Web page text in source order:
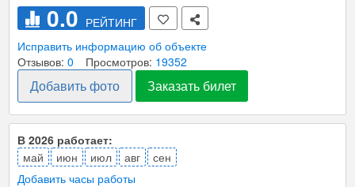
0.0 РЕЙТИНГ
Исправить информацию об объекте
Отзывов: 0 Просмотров: 19352
Добавить фото Заказать билет
В 2026 работает:
май
июн июл авг
сен
Добавить часы работы